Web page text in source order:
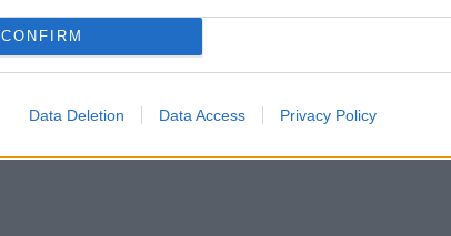
CONFIRM
Data Deletion Data Access Privacy Policy